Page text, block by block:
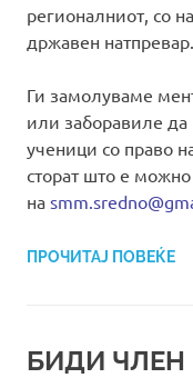
регионалниот, со
државен натпревар.
Ги замолуваме
или заборавиле да
ученици со право
сторат што е
на
ПРОЧИТАЈ ПОВЕЌЕ
БИДИ